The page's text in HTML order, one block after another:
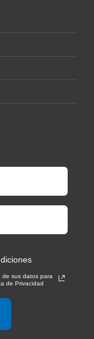
de sus datos para
de Privacidad